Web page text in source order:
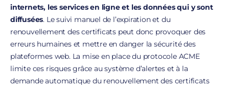
internets, les services en ligne et les données qui y sont
diffusées. Le suivi manuel de l’expiration et du
renouvellement des certificats peut donc provoquer des
erreurs humaines et mettre en danger la sécurité des
plateformes web. La mise en place du protocole ACME
limite ces risques grâce au système d’alertes et à la
demande automatique du renouvellement des certificats